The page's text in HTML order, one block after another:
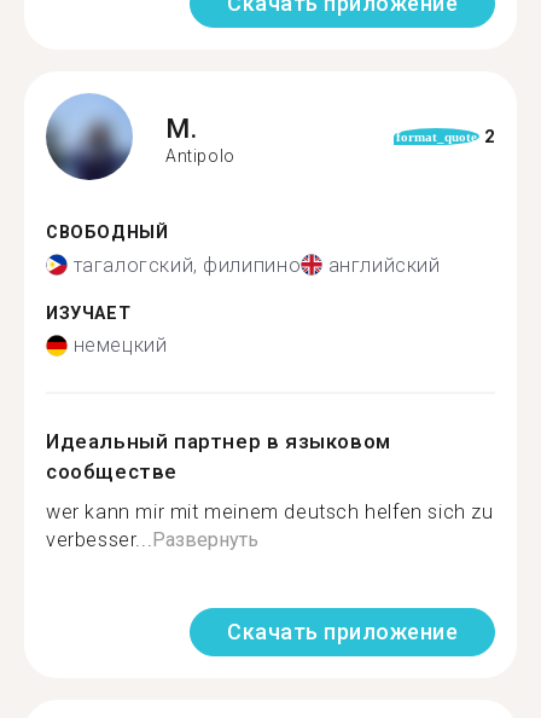
M.
Antipolo
format_quote 2
СВОБОДНЫЙ
тагалогский, филипино английский
ИЗУЧАЕТ
немецкий
Идеальный партнер в языковом
сообществе
wer kann mir mit meinem deutsch helfen sich zu
verbesser...Развернуть
Скачать приложение